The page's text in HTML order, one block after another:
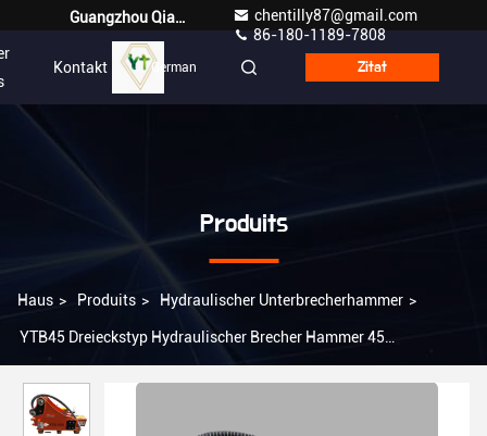
Guangzhou Qianyuan Construction Machinery Co,.LTD
chentilly87@gmail.com
86-180-1189-7808
Kontakt German Zitat
Produits
Haus > Produits > Hydraulischer Unterbrecherhammer >
YTB45 Dreieckstyp Hydraulischer Brecher Hammer 45